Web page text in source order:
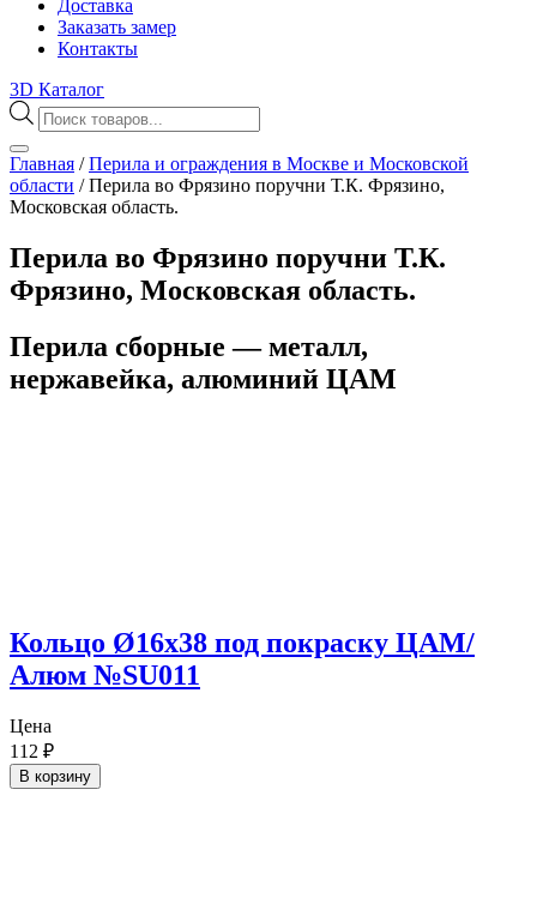
Доставка
Заказать замер
Контакты
3D Каталог
Поиск
товаров
Главная /Перила и ограждения в Москве и Московской
области /Перила во Фрязино поручни Т.К. Фрязино,
Московская область.
Перила во Фрязино поручни Т.К.
Фрязино, Московская область.
Перила сборные — металл,
нержавейка, алюминий ЦАМ
Кольцо Ø16х38 под покраску ЦАМ/
Алюм №SU011
Цена
112 ₽
В корзину